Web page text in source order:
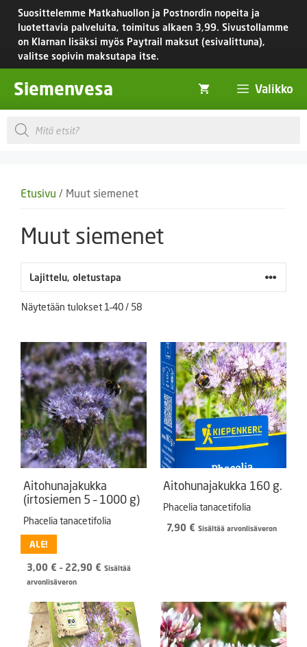
Siirry
sisältöön
Suosittelemme Matkahuollon ja Postnordin nopeita ja
luotettavia palveluita, toimitus alkaen 3,99. Sivustollamme
on Klarnan lisäksi myös Paytrail maksut (esivalittuna),
valitse sopivin maksutapa itse.
Siemenvesa Valikko
Products
search
Etusivu / Muut siemenet
Muut siemenet
Näytetään tulokset 1–40 / 58
Aitohunajakukka
(irtosiemen 5 – 1000 g)
Phacelia tanacetifolia
ALE!
3,00 € – 22,90 € Hintaluokka:
22,90 €
Sisältää
arvonlisäveron
Aitohunajakukka 160 g.
Phacelia tanacetifolia
7,90 € Sisältää arvonlisäveron